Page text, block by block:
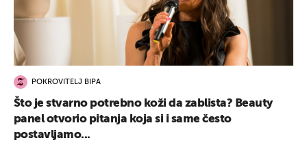
POKROVITELJ BIPA
Što je stvarno potrebno koži da zablista? Beauty
panel otvorio pitanja koja si i same često
postavljamo...